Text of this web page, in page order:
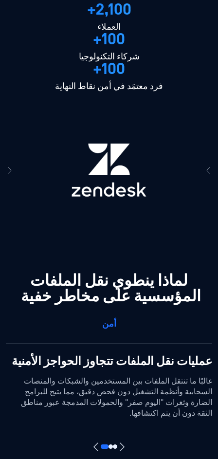
2,100+
العملاء
100+
شركاء التكنولوجيا
100+
فرد معتمَد في أمن نقاط النهاية
لماذا ينطوي نقل الملفات
المؤسسية على مخاطر خفية
أمن
عمليات نقل الملفات تتجاوز الحواجز الأمنية
غالبًا ما تنتقل الملفات بين المستخدمين والشبكات والمنصات
السحابية وأنظمة التشغيل دون فحص دقيق، مما يتيح للبرامج
الضارة وثغرات "اليوم صفر" والحمولات المدمجة عبور مناطق
الثقة دون أن يتم اكتشافها.